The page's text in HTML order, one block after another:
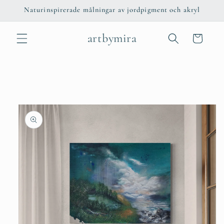
vidare
Naturinspirerade målningar av jordpigment och akryl
artbymira Varukorg